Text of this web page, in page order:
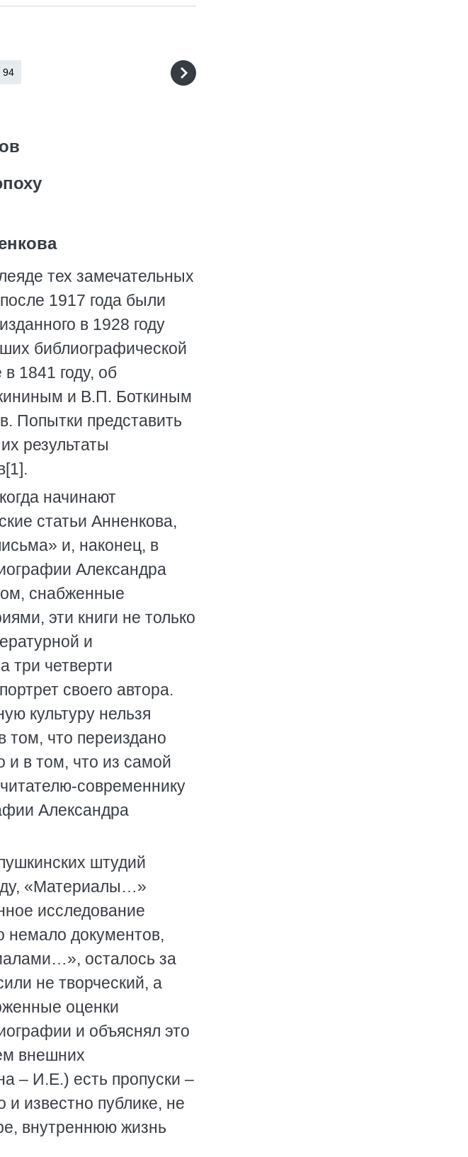
94
тех замечательных
1917 года были
в 1928 году
библиографической
1841 году, об
и В.П. Боткиным
Попытки представить
результаты
начинают
статьи Анненкова,
и, наконец, в
Александра
снабженные
эти книги не только
и
три четверти
своего автора.
культуру нельзя
том, что переиздано
и в том, что из самой
современнику
Александра
штудий
«Материалы…»
исследование
немало документов,
осталось за
не творческий, а
оценки
и объяснял это
внешних
– И.Е.) есть пропуски –
и известно публике, не
внутреннюю жизнь